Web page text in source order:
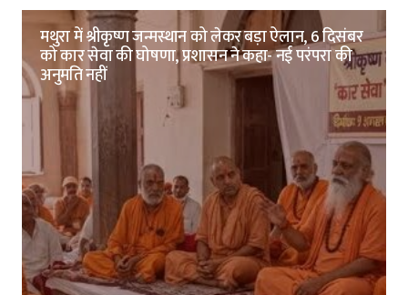
मथुरा में श्रीकृष्ण जन्मस्थान को लेकर बड़ा ऐलान, 6 दिसंबर
को कार सेवा की घोषणा, प्रशासन ने कहा- नई परंपरा की
अनुमति नहीं